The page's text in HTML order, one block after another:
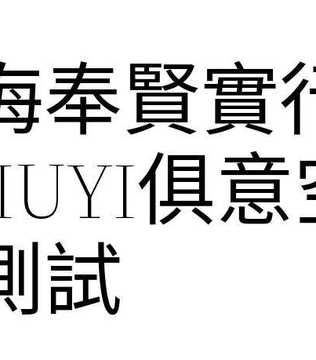
奉賢實
俱
試